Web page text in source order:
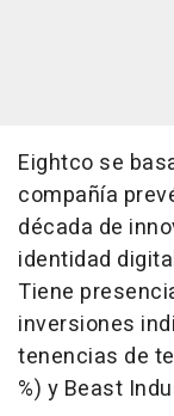
Eightco se
compañía
década de
identidad
Tiene
inversiones
tenencias de
%) y Beast